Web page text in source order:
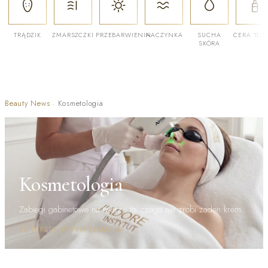
TRĄDZIK ZMARSZCZKI PRZEBARWIENIANACZYNKA
SUCHA
SKÓRA
CERA
Beauty News · Kosmetologia
Kosmetologia
Zabiegi gabinetowe na twarz i to, czego nie zrobi żaden krem.
73 TEKSTY W TYM TEMACIE